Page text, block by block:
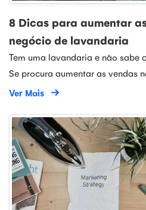
8 Dicas para aumentar
negócio de lavandaria
Tem uma lavandaria e não sabe
Se procura aumentar as vendas
Ver Mais